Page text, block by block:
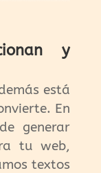
y
está
En
generar
tu web,
textos